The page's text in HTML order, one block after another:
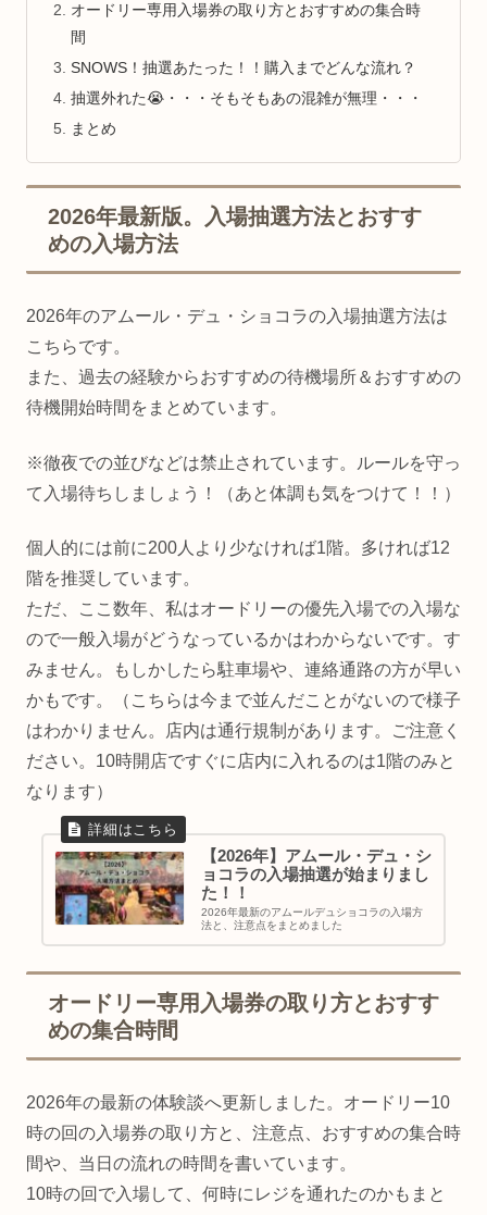
オードリー専用入場券の取り方とおすすめの集合時
間
SNOWS！抽選あたった！！購入までどんな流れ？
抽選外れた😭・・・そもそもあの混雑が無理・・・
まとめ
2026年最新版。入場抽選方法とおすす
めの入場方法
2026年のアムール・デュ・ショコラの入場抽選方法は
こちらです。
また、過去の経験からおすすめの待機場所＆おすすめの
待機開始時間をまとめています。
※徹夜での並びなどは禁止されています。ルールを守っ
て入場待ちしましょう！（あと体調も気をつけて！！）
個人的には前に200人より少なければ1階。多ければ12
階を推奨しています。
ただ、ここ数年、私はオードリーの優先入場での入場な
ので一般入場がどうなっているかはわからないです。す
みません。もしかしたら駐車場や、連絡通路の方が早い
かもです。（こちらは今まで並んだことがないので様子
はわかりません。店内は通行規制があります。ご注意く
ださい。10時開店ですぐに店内に入れるのは1階のみと
なります）
【2026年】アムール・デュ・シ
ョコラの入場抽選が始まりまし
た！！
2026年最新のアムールデュショコラの入場方
法と、注意点をまとめました
オードリー専用入場券の取り方とおすす
めの集合時間
2026年の最新の体験談へ更新しました。オードリー10
時の回の入場券の取り方と、注意点、おすすめの集合時
間や、当日の流れの時間を書いています。
10時の回で入場して、何時にレジを通れたのかもまと